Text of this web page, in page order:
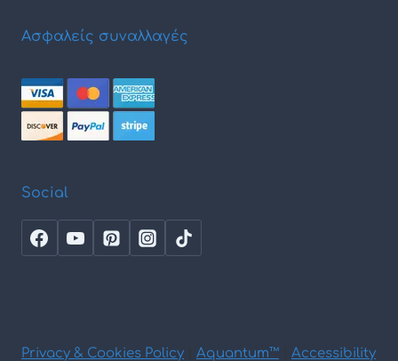
Ασφαλείς συναλλαγές
Social
Privacy & Cookies Policy Aquantum™ Accessibility